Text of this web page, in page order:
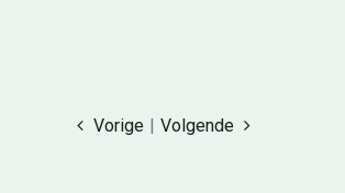
Volgende
|
Vorige